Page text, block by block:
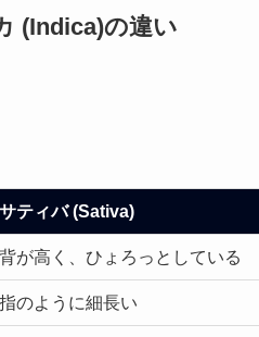
(Indica)の違い
サティバ (Sativa)
背が高く、ひょろっとしている
指のように細長い